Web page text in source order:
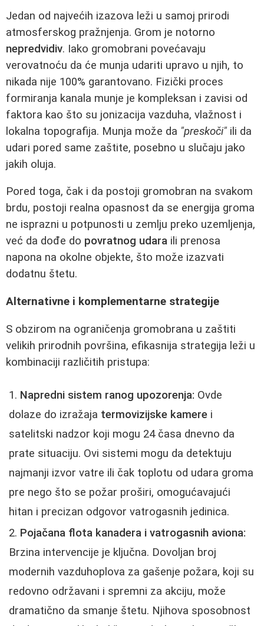
Jedan od najvećih izazova leži u samoj prirodi
atmosferskog pražnjenja. Grom je notorno
nepredvidiv. Iako gromobrani povećavaju
verovatnoću da će munja udariti upravo u njih, to
nikada nije 100% garantovano. Fizički proces
formiranja kanala munje je kompleksan i zavisi od
faktora kao što su jonizacija vazduha, vlažnost i
lokalna topografija. Munja može da "preskoči" ili da
udari pored same zaštite, posebno u slučaju jako
jakih oluja.
Pored toga, čak i da postoji gromobran na svakom
brdu, postoji realna opasnost da se energija groma
ne isprazni u potpunosti u zemlju preko uzemljenja,
već da dođe do povratnog udara ili prenosa
napona na okolne objekte, što može izazvati
dodatnu štetu.
Alternativne i komplementarne strategije
S obzirom na ograničenja gromobrana u zaštiti
velikih prirodnih površina, efikasnija strategija leži u
kombinaciji različitih pristupa:
Napredni sistem ranog upozorenja: Ovde
dolaze do izražaja termovizijske kamere i
satelitski nadzor koji mogu 24 časa dnevno da
prate situaciju. Ovi sistemi mogu da detektuju
najmanji izvor vatre ili čak toplotu od udara groma
pre nego što se požar proširi, omogućavajući
hitan i precizan odgovor vatrogasnih jedinica.
Pojačana flota kanadera i vatrogasnih aviona:
Brzina intervencije je ključna. Dovoljan broj
modernih vazduhoplova za gašenje požara, koji su
redovno održavani i spremni za akciju, može
dramatično da smanje štetu. Njihova sposobnost